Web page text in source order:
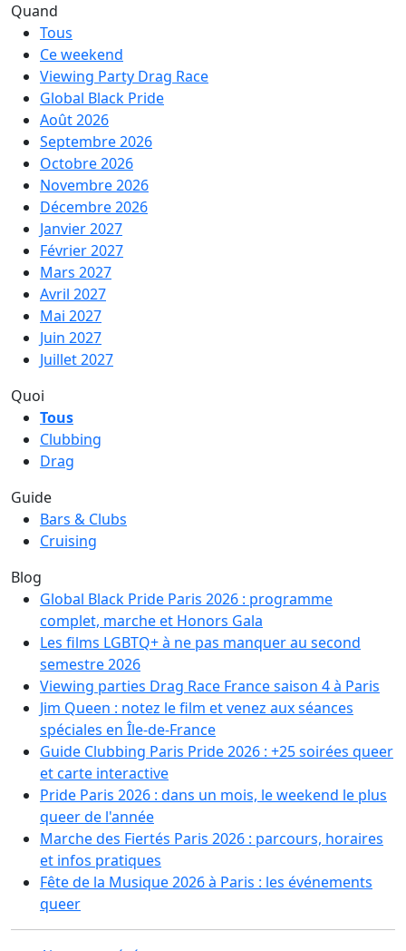
Quand
Tous
Ce weekend
Viewing Party Drag Race
Global Black Pride
Août 2026
Septembre 2026
Octobre 2026
Novembre 2026
Décembre 2026
Janvier 2027
Février 2027
Mars 2027
Avril 2027
Mai 2027
Juin 2027
Juillet 2027
Quoi
Tous
Clubbing
Drag
Guide
Bars & Clubs
Cruising
Blog
Global Black Pride Paris 2026 : programme
complet, marche et Honors Gala
Les films LGBTQ+ à ne pas manquer au second
semestre 2026
Viewing parties Drag Race France saison 4 à Paris
Jim Queen : notez le film et venez aux séances
spéciales en Île-de-France
Guide Clubbing Paris Pride 2026 : +25 soirées queer
et carte interactive
Pride Paris 2026 : dans un mois, le weekend le plus
queer de l'année
Marche des Fiertés Paris 2026 : parcours, horaires
et infos pratiques
Fête de la Musique 2026 à Paris : les événements
queer